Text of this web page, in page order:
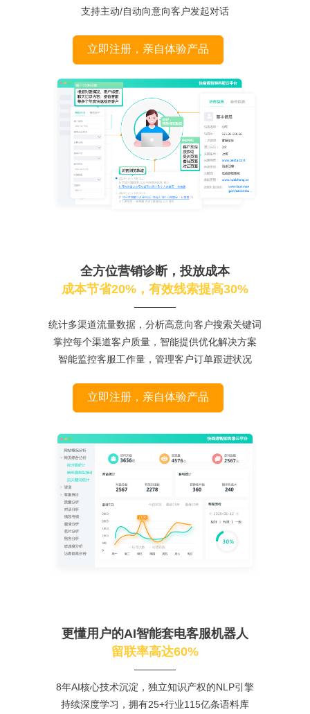
支持主动/自动向意向客户发起对话
立即注册，亲自体验产品
全方位营销诊断，投放成本
成本节省20%，有效线索提高30%
统计多渠道流量数据，分析高意向客户搜索关键词
掌控每个渠道客户质量，智能提供优化解决方案
智能监控客服工作量，管理客户订单跟进状况
立即注册，亲自体验产品
更懂用户的AI智能套电客服机器人
留联率高达60%
8年AI核心技术沉淀，独立知识产权的NLP引擎
持续深度学习，拥有25+行业115亿条语料库